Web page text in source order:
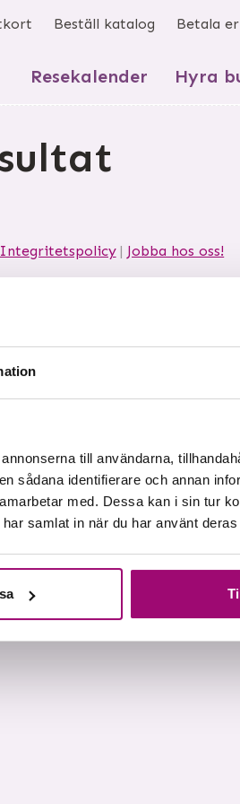
till användarna,
sådana identifierare och annan
med. Dessa kan i sin tur
samlat in när du har använt deras
Beställ katalog Betala
Resekalender Hyra
Integritetspolicy Jobba hos oss!
34 66 60 Org nr 556646-2320